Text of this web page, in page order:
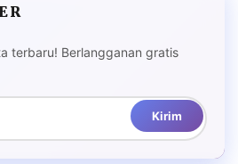
terbaru! Berlangganan gratis
Kirim